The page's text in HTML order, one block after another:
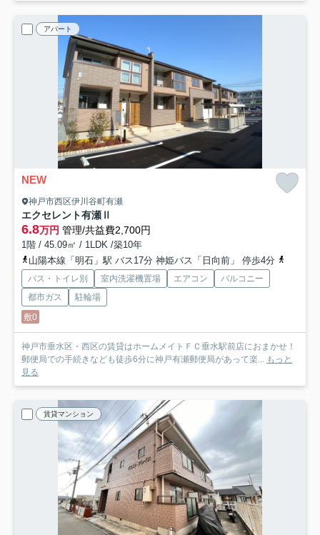
アパート
NEW
神戸市西区伊川谷町有瀬
エクセレント有瀬Ⅱ
6.8万円 管理/共益費2,700円
1階 / 45.09㎡ / 1LDK /築10年
山陽本線「明石」駅 バス17分 神姫バス「日向前」 停歩4分
バス・トイレ別 室内洗濯機置場 エアコン
バルコニー
都市ガス
駐輪場
敷0
神戸市垂水区・西区の賃貸はホームメイトＦＣ垂水駅前店におまかせ！
郵便局での手続きなども徒歩6分に神戸有瀬郵便局があって楽... もっと
見る
賃貸マンション